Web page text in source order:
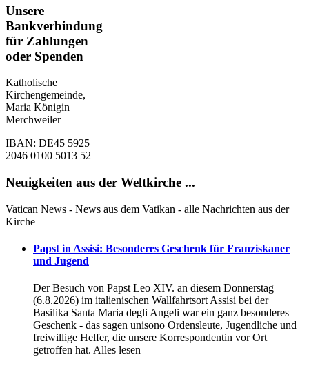
Unsere
Bankverbindung
für Zahlungen
oder Spenden
Katholische
Kirchengemeinde,
Maria Königin
Merchweiler
IBAN: DE45 5925
2046 0100 5013 52
Neuigkeiten aus der Weltkirche ...
Vatican News - News aus dem Vatikan - alle Nachrichten aus der
Kirche
Papst in Assisi: Besonderes Geschenk für Franziskaner
und Jugend
Der Besuch von Papst Leo XIV. an diesem Donnerstag
(6.8.2026) im italienischen Wallfahrtsort Assisi bei der
Basilika Santa Maria degli Angeli war ein ganz besonderes
Geschenk - das sagen unisono Ordensleute, Jugendliche und
freiwillige Helfer, die unsere Korrespondentin vor Ort
getroffen hat. Alles lesen